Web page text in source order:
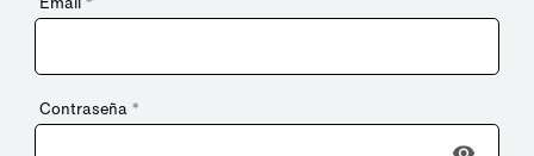
Contraseña *